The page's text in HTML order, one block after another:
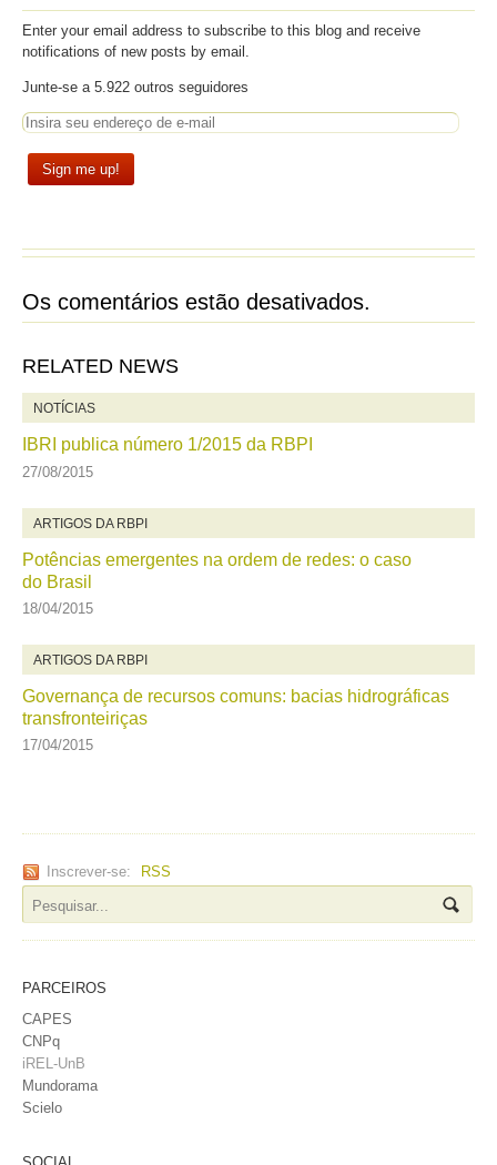
Enter your email address to subscribe to this blog and receive
notifications of new posts by email.
Junte-se a 5.922 outros seguidores
Os comentários estão desativados.
RELATED NEWS
NOTÍCIAS
IBRI publica número 1/2015 da RBPI
27/08/2015
ARTIGOS DA RBPI
Potências emergentes na ordem de redes: o caso
do Brasil
18/04/2015
ARTIGOS DA RBPI
Governança de recursos comuns: bacias hidrográficas
transfronteiriças
17/04/2015
Inscrever-se: RSS
PARCEIROS
CAPES
CNPq
iREL-UnB
Mundorama
Scielo